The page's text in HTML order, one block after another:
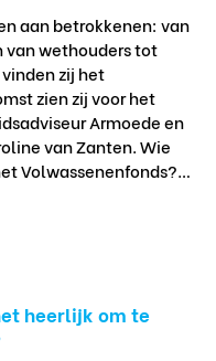
aan betrokkenen: van
van wethouders tot
zij het
zien zij voor het
Armoede en
van Zanten. Wie
Volwassenenfonds?…
heerlijk om te